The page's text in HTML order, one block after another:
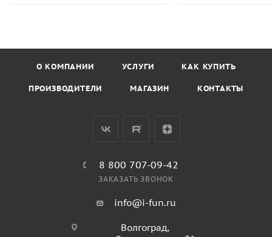
О КОМПАНИИ УСЛУГИ КАК КУПИТЬ
ПРОИЗВОДИТЕЛИ МАГАЗИН КОНТАКТЫ
8 800 707-09-42
ЗАКАЗАТЬ ЗВОНОК
info@i-fun.ru
Волгоград,